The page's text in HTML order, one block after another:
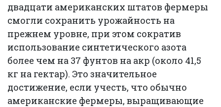
двадцати американских штатов фермеры
смогли сохранить урожайность на
прежнем уровне, при этом сократив
использование синтетического азота
более чем на 37 фунтов на акр (около 41,5
кг на гектар). Это значительное
достижение, если учесть, что обычно
американские фермеры, выращивающие